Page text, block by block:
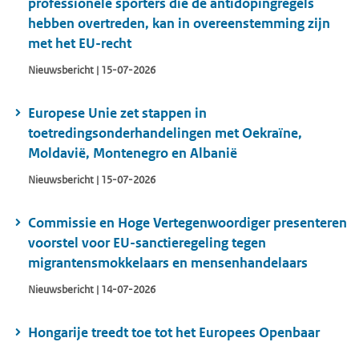
hebben overtreden, kan in overeenstemming zijn
met het EU-recht
Nieuwsbericht | 15-07-2026
Europese Unie zet stappen in
toetredingsonderhandelingen met Oekraïne,
Moldavië, Montenegro en Albanië
Nieuwsbericht | 15-07-2026
Commissie en Hoge Vertegenwoordiger presenteren
voorstel voor EU-sanctieregeling tegen
migrantensmokkelaars en mensenhandelaars
Nieuwsbericht | 14-07-2026
Hongarije treedt toe tot het Europees Openbaar